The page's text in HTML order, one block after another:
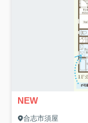
NEW
合志市須屋